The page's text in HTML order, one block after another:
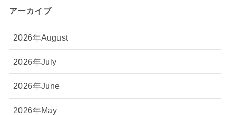
アーカイブ
2026年August
2026年July
2026年June
2026年May